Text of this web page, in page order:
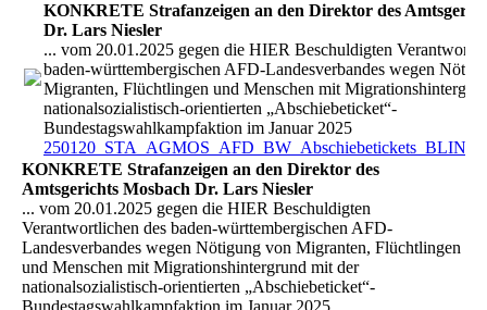
KONKRETE Strafanzeigen an den Direktor des
Dr. Lars Niesler
... vom 20.01.2025 gegen die HIER Beschuldigten
baden-württembergischen AFD-Landesverbandes wegen
Migranten, Flüchtlingen und Menschen mit
nationalsozialistisch-orientierten „Abschiebeticket“-
Bundestagswahlkampfaktion im Januar 2025
KONKRETE Strafanzeigen an den Direktor des
Amtsgerichts Mosbach Dr. Lars Niesler
... vom 20.01.2025 gegen die HIER Beschuldigten
Verantwortlichen des baden-württembergischen AFD-
Landesverbandes wegen Nötigung von Migranten, Flüchtlingen
und Menschen mit Migrationshintergrund mit der
nationalsozialistisch-orientierten „Abschiebeticket“-